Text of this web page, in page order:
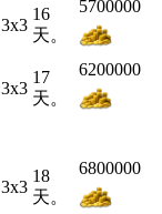
3x3
16
天。
5700000
3x3
17
天。
6200000
3x3
18
天。
6800000